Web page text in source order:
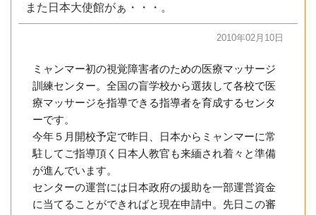
また日本大使館がぁ・・・。
2010年02月10日
ミャンマー初の視覚障害者のための医療マッサージ
訓練センター。全国の盲学校から選抜して各校で医
療マッサージを指導できる指導者を育成するセンタ
ーです。
今年５月開校予定で昨日、日本からミャンマーに常
駐してご指導頂く日本人教官も来緬され着々と準備
が進んでいます。
センターの運営には日本政府の援助を一部運営資金
に当てることができればと現在申請中。先日この審